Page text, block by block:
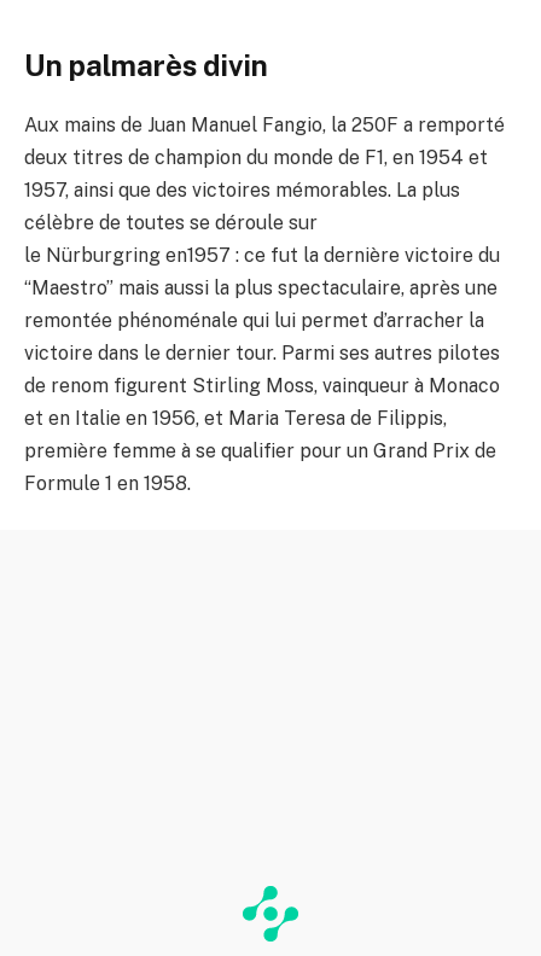
Un palmarès divin
Aux mains de Juan Manuel Fangio, la 250F a remporté
deux titres de champion du monde de F1, en 1954 et
1957, ainsi que des victoires mémorables. La plus
célèbre de toutes se déroule sur
le Nürburgring en1957 : ce fut la dernière victoire du
“Maestro” mais aussi la plus spectaculaire, après une
remontée phénoménale qui lui permet d’arracher la
victoire dans le dernier tour. Parmi ses autres pilotes
de renom figurent Stirling Moss, vainqueur à Monaco
et en Italie en 1956, et Maria Teresa de Filippis,
première femme à se qualifier pour un Grand Prix de
Formule 1 en 1958.